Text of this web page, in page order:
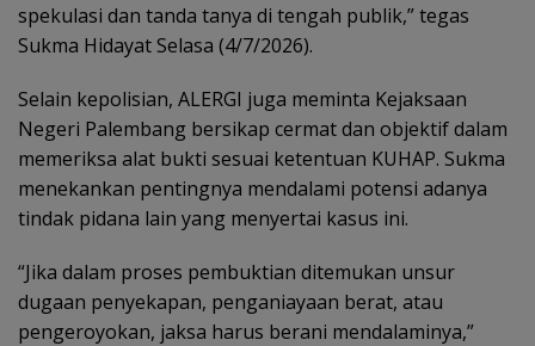
spekulasi dan tanda tanya di tengah publik,” tegas
Sukma Hidayat Selasa (4/7/2026).
Selain kepolisian, ALERGI juga meminta Kejaksaan
Negeri Palembang bersikap cermat dan objektif dalam
memeriksa alat bukti sesuai ketentuan KUHAP. Sukma
menekankan pentingnya mendalami potensi adanya
tindak pidana lain yang menyertai kasus ini.
“Jika dalam proses pembuktian ditemukan unsur
dugaan penyekapan, penganiayaan berat, atau
pengeroyokan, jaksa harus berani mendalaminya,”